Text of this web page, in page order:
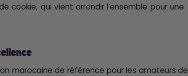
cookie, qui vient arrondir l’ensemble pour une
marocaine de référence pour les amateurs de